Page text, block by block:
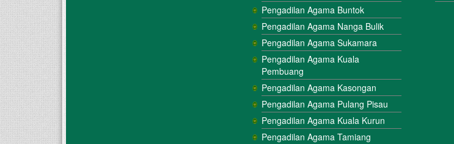
Pengadilan Agama Buntok
Pengadilan Agama Nanga Bulik
Pengadilan Agama Sukamara
Pengadilan Agama Kuala
Pembuang
Pengadilan Agama Kasongan
Pengadilan Agama Pulang Pisau
Pengadilan Agama Kuala Kurun
Pengadilan Agama Tamiang